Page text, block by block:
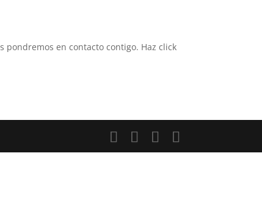
pondremos en contacto contigo. Haz click